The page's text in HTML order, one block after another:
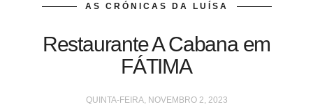
AS CRÓNICAS DA LUÍSA
Restaurante A Cabana em
FÁTIMA
QUINTA-FEIRA, NOVEMBRO 2, 2023